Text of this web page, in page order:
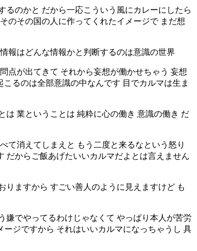
るのかと だから一応こういう風にカレーにしたら
のその国の人に作ってくれたイメージで まだ想
報はどんな情報かと判断するのは意識の世界
点が出てきて それから妄想が働かせちゃう 妄想
るのは全部意識の中なんです 目でカルマは生ま
業ということは 純粋に心の働き 意識の働き だ
て消えてしまえと もう二度と来るなという怒り
だからご飯あげたいいカルマだよとは言えません
りますから すごい善人のように見えますけど も
嫌でやってるわけじゃなくて やっぱり本人が苦労
ジですから それはいいカルマになっちゃうし 具